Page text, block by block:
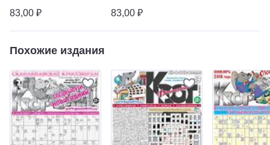
83,00 ₽ 83,00 ₽
Похожие издания